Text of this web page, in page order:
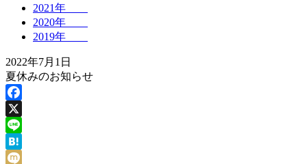
2021年
2020年
2019年
2022年7月1日
夏休みのお知らせ
Facebook
X
Line
Hatena